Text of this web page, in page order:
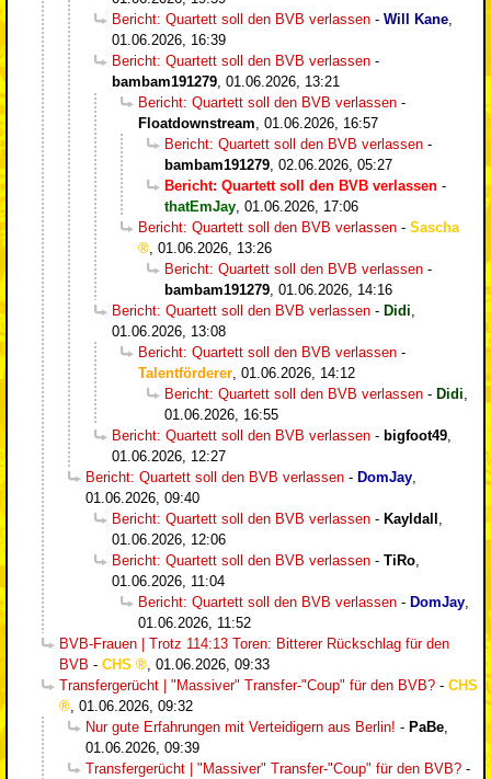
Bericht: Quartett soll den BVB verlassen - Will Kane
01.06.2026, 16:39
Bericht: Quartett soll den BVB verlassen -
bambam191279 01.06.2026, 13:21
Bericht: Quartett soll den BVB verlassen -
Floatdownstream 01.06.2026, 16:57
Bericht: Quartett soll den BVB verlassen -
bambam191279 02.06.2026, 05:27
Bericht: Quartett soll den BVB verlassen -
thatEmJay 01.06.2026, 17:06
Bericht: Quartett soll den BVB verlassen - Sascha
01.06.2026, 13:26
Bericht: Quartett soll den BVB verlassen -
bambam191279 01.06.2026, 14:16
Bericht: Quartett soll den BVB verlassen - Didi
01.06.2026, 13:08
Bericht: Quartett soll den BVB verlassen -
Talentförderer 01.06.2026, 14:12
Bericht: Quartett soll den BVB verlassen - Didi
01.06.2026, 16:55
Bericht: Quartett soll den BVB verlassen - bigfoot49
01.06.2026, 12:27
Bericht: Quartett soll den BVB verlassen - DomJay
01.06.2026, 09:40
Bericht: Quartett soll den BVB verlassen - Kayldall
01.06.2026, 12:06
Bericht: Quartett soll den BVB verlassen - TiRo
01.06.2026, 11:04
Bericht: Quartett soll den BVB verlassen - DomJay
01.06.2026, 11:52
BVB-Frauen | Trotz 114:13 Toren: Bitterer Rückschlag für den
BVB - CHS
01.06.2026, 09:33
Transfergerücht | "Massiver" Transfer-"Coup" für den BVB? - CHS
01.06.2026, 09:32
Nur gute Erfahrungen mit Verteidigern aus Berlin! - PaBe
01.06.2026, 09:39
Transfergerücht | "Massiver" Transfer-"Coup" für den BVB? -